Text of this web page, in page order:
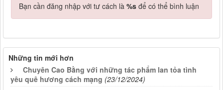
Bạn cần đăng nhập với tư cách là %s để có thể bình luận
Những tin mới hơn
Chuyên Cao Bằng với những tác phẩm lan tỏa tình
yêu quê hương cách mạng (23/12/2024)